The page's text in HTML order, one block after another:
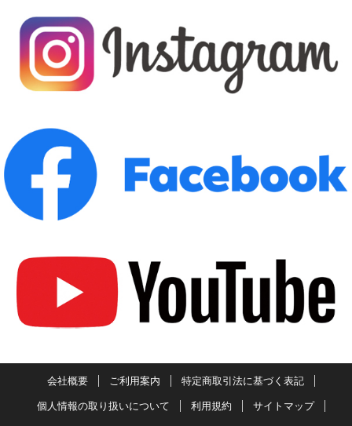
会社概要 ご利用案内 特定商取引法に基づく表記
個人情報の取り扱いについて 利用規約 サイトマップ